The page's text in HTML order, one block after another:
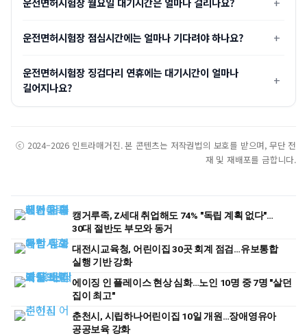
운전면허시험장 점심시간에는 얼마나 기다려야 하나요?
운전면허시험장 징검다리 연휴에는 대기시간이 얼마나
길어지나요?
ⓒ 2024–2026 인트라매거진. 본 콘텐츠는 저작권법의 보호를 받으며, 무단 전
재 및 재배포를 금합니다.
캥거루족, Z세대 취업해도 74% "독립 계획 없다"…
30대 절반도 부모와 동거
대전시교육청, 어린이집 30곳 회계 점검…유보통합
실행 기반 강화
에이징 인 플레이스 현상 심화…노인 10명 중 7명 "살던
집이 최고"
춘천시, 시립하나어린이집 10일 개원…장애영유아
공공보육 강화